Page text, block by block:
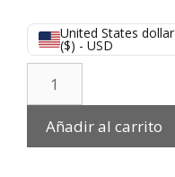
United States dollar
($) - USD
Añadir al carrito